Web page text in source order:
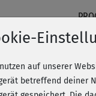
- Level 3+
auf unserer
betreffend deiner